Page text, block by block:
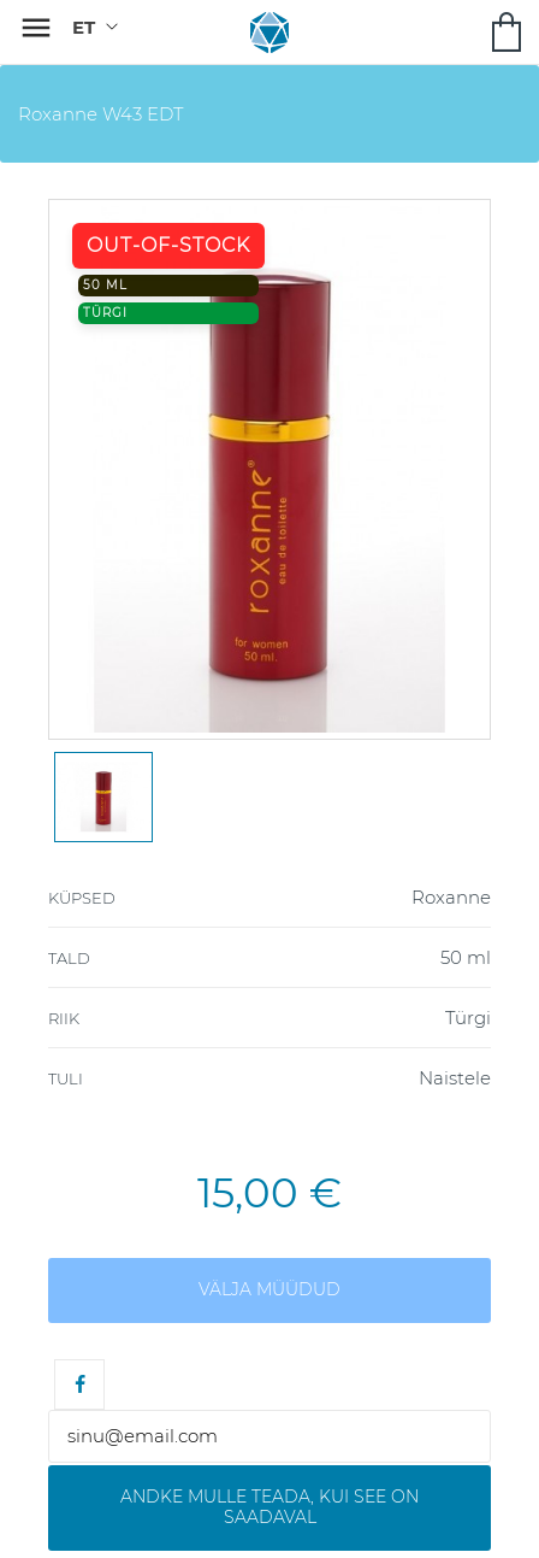

Roxanne W43 EDT
OUT-OF-STOCK
50 ML
TÜRGI
KÜPSED Roxanne
TALD 50 ml
RIIK Türgi
TULI Naistele
15,00 €
VÄLJA MÜÜDUD
ANDKE MULLE TEADA, KUI SEE ON
SAADAVAL